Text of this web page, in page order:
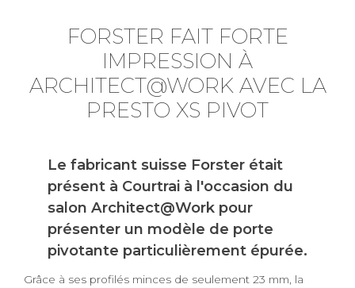
FORSTER FAIT FORTE
IMPRESSION À
ARCHITECT@WORK AVEC LA
PRESTO XS PIVOT
Le fabricant suisse Forster était
présent à Courtrai à l'occasion du
salon Architect@Work pour
présenter un modèle de porte
pivotante particulièrement épurée.
Grâce à ses profilés minces de seulement 23 mm, la